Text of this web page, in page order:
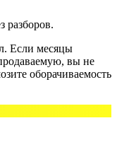
разборов.
Если месяцы
вы не
оборачиваемость